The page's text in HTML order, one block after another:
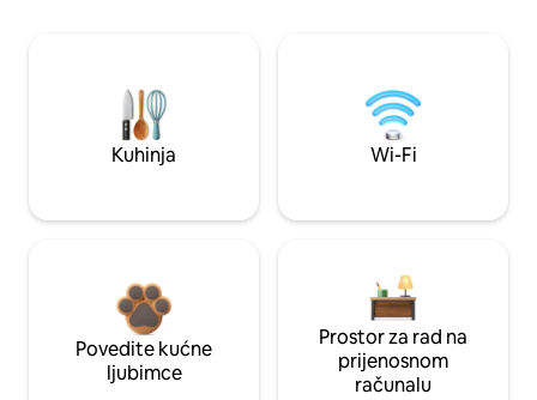
Kuhinja Wi-Fi
Povedite kućne
ljubimce
Prostor za rad na
prijenosnom
računalu